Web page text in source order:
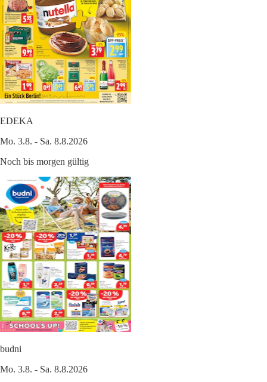
EDEKA
Mo. 3.8. - Sa. 8.8.2026
Noch bis morgen gültig
budni
Mo. 3.8. - Sa. 8.8.2026